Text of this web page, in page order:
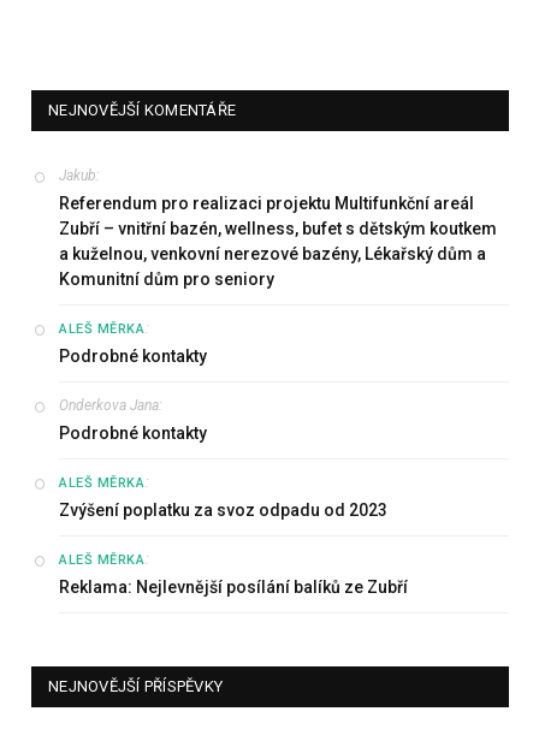
NEJNOVĚJŠÍ KOMENTÁŘE
Jakub:
Referendum pro realizaci projektu Multifunkční areál
Zubří – vnitřní bazén, wellness, bufet s dětským koutkem
a kuželnou, venkovní nerezové bazény, Lékařský dům a
Komunitní dům pro seniory
ALEŠ MĚRKA:
Podrobné kontakty
Onderkova Jana:
Podrobné kontakty
ALEŠ MĚRKA:
Zvýšení poplatku za svoz odpadu od 2023
ALEŠ MĚRKA:
Reklama: Nejlevnější posílání balíků ze Zubří
NEJNOVĚJŠÍ PŘÍSPĚVKY